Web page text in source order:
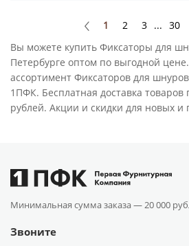
1 2 3 ... 30
Вы можете купить Фиксаторы для
Петербурге оптом по выгодной
ассортимент Фиксаторов для
1ПФК. Бесплатная доставка товаров
рублей. Акции и скидки для новых и
Минимальная сумма заказа —20 000
Звоните